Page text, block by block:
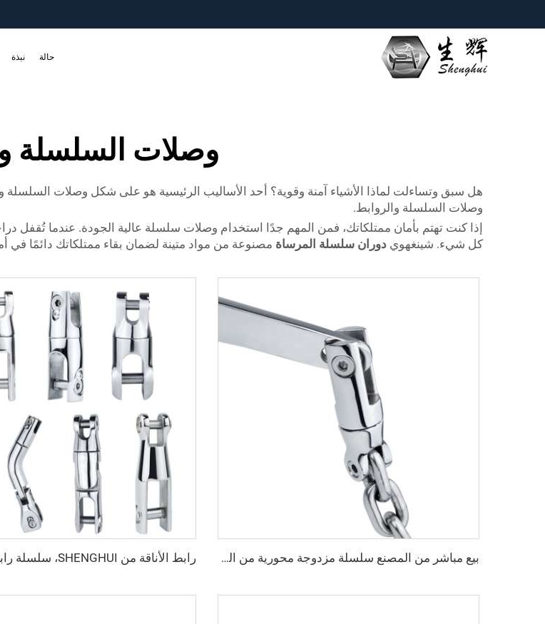
حالة نبذة
وصلات السلسلة
هل سبق وتساءلت لماذا الأشياء آمنة وقوية؟ أحد الأساليب الرئيسية هو على شكل وصلات السلسلة
وصلات السلسلة والروابط.
إذا كنت تهتم بأمان ممتلكاتك، فمن المهم جدًا استخدام وصلات سلسلة عالية الجودة. عندما تُقفل
كل شيء. شينغهوي دوران سلسلة المرساة مصنوعة من مواد متينة لضمان بقاء ممتلكاتك دائمًا في
بيع مباشر من المصنع سلسلة مزدوجة محورية من الفولاذ المقاوم للصدأ 316 لربط الأناقة معدات بحرية ومكونات قوارب للسفن / اليخوت